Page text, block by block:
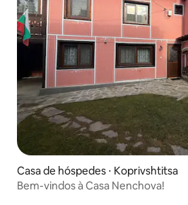
Casa de hóspedes ⋅ Koprivshtitsa
Bem-vindos à Casa Nenchova!